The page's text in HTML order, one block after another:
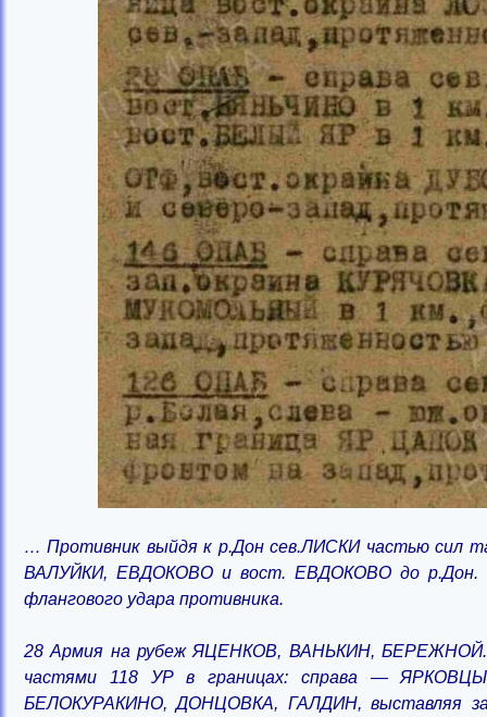
… Противник выйдя к р.Дон сев.ЛИСКИ частью сил
ВАЛУЙКИ, ЕВДОКОВО и вост. ЕВДОКОВО до р.Дон.
флангового удара противника.
28 Армия на рубеж ЯЦЕНКОВ, ВАНЬКИН, БЕРЕЖНОЙ.
частями 118 УР в границах: справа —
БЕЛОКУРАКИНО, ДОНЦОВКА, ГАЛДИН, выставляя